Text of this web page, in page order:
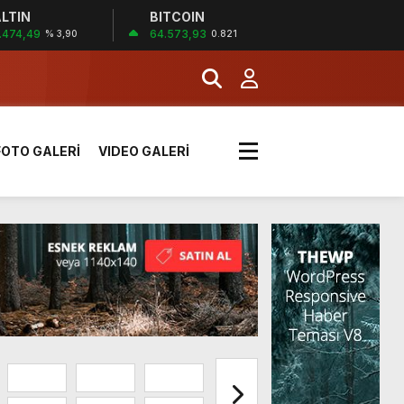
% 3,90
BITCOIN
64.573,93 0.821
yük kazaya neden oldu
paylaştı
GALERİ VIDEO GALERİ